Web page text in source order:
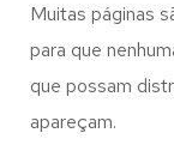
Muitas páginas
para que
que possam
apareçam.